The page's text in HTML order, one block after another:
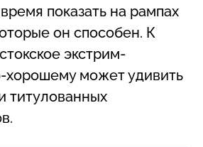
показать на рампах
он способен. К
экстрим-
хорошему может удивить
титулованных